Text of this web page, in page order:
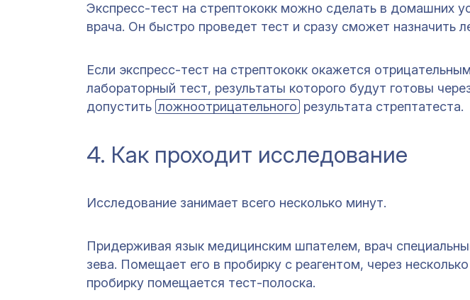
Экспресс-тест на стрептококк можно сделать в домашних
врача. Он быстро проведет тест и сразу сможет назначить
Если экспресс-тест на стрептококк окажется
лабораторный тест, результаты которого будут готовы
допустить ложноотрицательного результата стрептатеста.
4. Как проходит исследование
Исследование занимает всего несколько минут.
Придерживая язык медицинским шпателем, врач
зева. Помещает его в пробирку с реагентом, через
пробирку помещается тест-полоска.